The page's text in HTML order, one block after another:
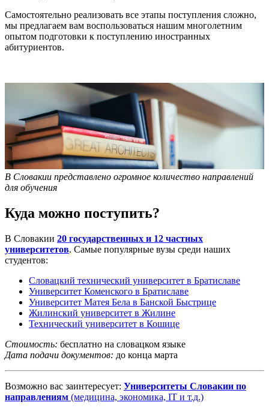
Самостоятельно реализовать все этапы поступления сложно,
мы предлагаем вам воспользоваться нашим многолетним
опытом подготовки к поступлению иностранных
абитуриентов.
В Словакии представлено огромное количество направлений
для обучения
Куда можно поступить?
В Словакии 20 государственных и 12 частных
университетов. Самые популярные вузы среди наших
студентов:
Словацкий технический университет в Братиславе
Университет Коменского в Братиславе
Университет Матея Бела в Банской Быстрице
Жилинский университет в Жилине
Технический университет в Кошице
Стоимость: бесплатно на словацком языке
Дата подачи документов: до конца марта
Возможно вас заинтересует: Университеты Словакии по
направлениям (медицина, экономика, IT и т.д.)